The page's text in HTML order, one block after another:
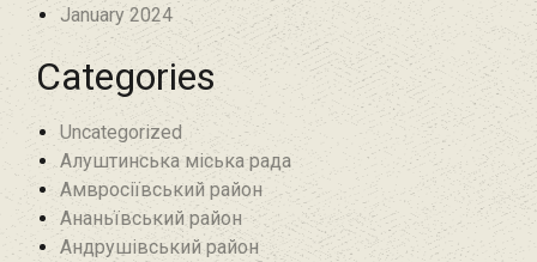
January 2024
Categories
Uncategorized
Алуштинська міська рада
Амвросіївський район
Ананьївський район‎
Андрушівський район‎